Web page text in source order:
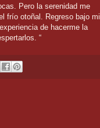
Pero la serenidad me
frío otoñal. Regreso bajo mi
de hacerme la
“